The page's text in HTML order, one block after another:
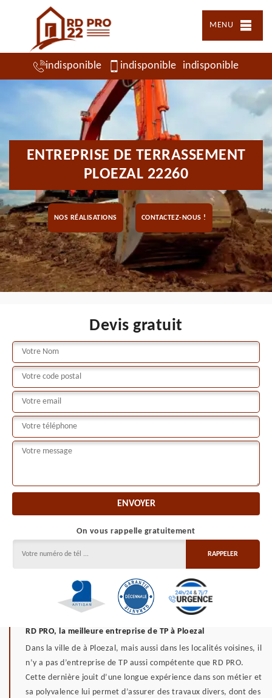
MENU
indisponible indisponible indisponible
ENTREPRISE DE TERRASSEMENT
PLOEZAL 22260
NOS RÉALISATIONS CONTACTEZ-NOUS !
Devis gratuit
On vous rappelle gratuitement
RD PRO, la meilleure entreprise de TP à Ploezal
Dans la ville de à Ploezal, mais aussi dans les localités voisines, il
n’y a pas d’entreprise de TP aussi compétente que RD PRO.
Cette dernière jouit d’une longue expérience dans son métier et
sa polyvalence lui permet d’assurer des travaux divers, dont des